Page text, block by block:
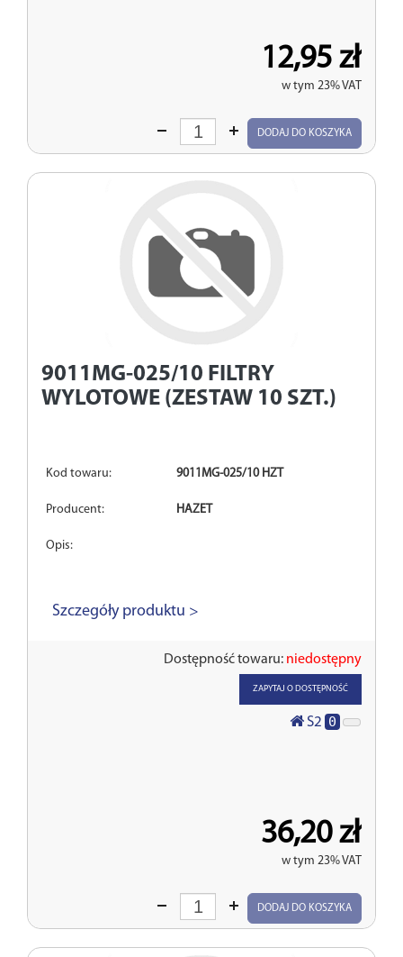
12,95 zł
w tym 23% VAT
Wprowadź
DODAJ DO KOSZYKA
9011MG-025/10 FILTRY
WYLOTOWE (ZESTAW 10 SZT.)
Kod towaru: 9011MG-025/10 HZT
Producent: HAZET
Opis:
Szczegóły produktu >
Dostępność towaru: niedostępny
ZAPYTAJ O DOSTĘPNOŚĆ
S2 0
36,20 zł
w tym 23% VAT
Wprowadź
DODAJ DO KOSZYKA